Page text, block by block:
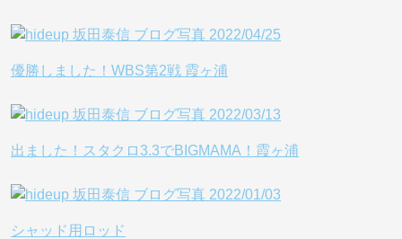
優勝しました！WBS第2戦 霞ヶ浦
出ました！スタクロ3.3でBIGMAMA！霞ヶ浦
シャッド用ロッド